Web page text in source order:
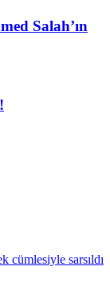
Salah’ın